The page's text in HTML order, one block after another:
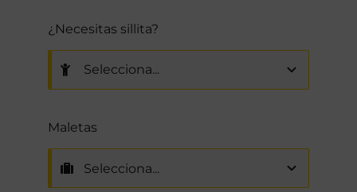
¿Necesitas sillita?
Maletas